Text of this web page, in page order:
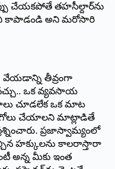
చేయకపోతే తహసీల్దార్‌ను
కాపాడండి అని మరోసారి
వేయడాన్ని తీవ్రంగా
ఒక వ్యవసాయ
చూడలేక ఒక మాట
చేయాలని మాట్లాడితే
ప్రజాస్వామ్యంలో
హక్కులను కాలరాస్తారా
అన్న మీకు ఇంత